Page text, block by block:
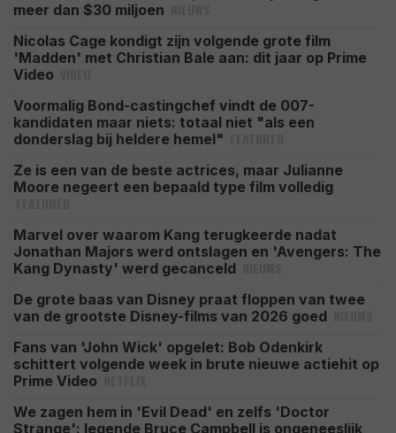
meer dan $30 miljoen
Nicolas Cage kondigt zijn volgende grote film
'Madden' met Christian Bale aan: dit jaar op Prime
Video
Voormalig Bond-castingchef vindt de 007-
kandidaten maar niets: totaal niet "als een
donderslag bij heldere hemel"
Ze is een van de beste actrices, maar Julianne
Moore negeert een bepaald type film volledig
Marvel over waarom Kang terugkeerde nadat
Jonathan Majors werd ontslagen en 'Avengers: The
Kang Dynasty' werd gecanceld
De grote baas van Disney praat floppen van twee
van de grootste Disney-films van 2026 goed
Fans van 'John Wick' opgelet: Bob Odenkirk
schittert volgende week in brute nieuwe actiehit op
Prime Video
We zagen hem in 'Evil Dead' en zelfs 'Doctor
Strange': legende Bruce Campbell is ongeneeslijk